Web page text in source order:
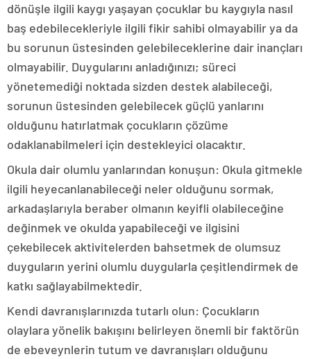
dönüşle ilgili kaygı yaşayan çocuklar bu kaygıyla nasıl
baş edebilecekleriyle ilgili fikir sahibi olmayabilir ya da
bu sorunun üstesinden gelebileceklerine dair inançları
olmayabilir. Duygularını anladığınızı; süreci
yönetemediği noktada sizden destek alabileceği,
sorunun üstesinden gelebilecek güçlü yanlarını
olduğunu hatırlatmak çocukların çözüme
odaklanabilmeleri için destekleyici olacaktır.
Okula dair olumlu yanlarından konuşun: Okula gitmekle
ilgili heyecanlanabileceği neler olduğunu sormak,
arkadaşlarıyla beraber olmanın keyifli olabileceğine
değinmek ve okulda yapabileceği ve ilgisini
çekebilecek aktivitelerden bahsetmek de olumsuz
duyguların yerini olumlu duygularla çeşitlendirmek de
katkı sağlayabilmektedir.
Kendi davranışlarınızda tutarlı olun: Çocukların
olaylara yönelik bakışını belirleyen önemli bir faktörün
de ebeveynlerin tutum ve davranışları olduğunu